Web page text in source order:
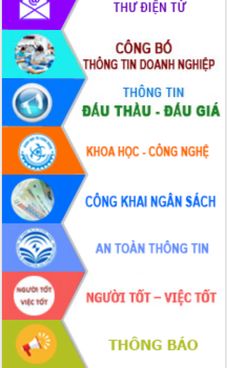
Lễ phát động chuỗi hoạt động chung
tay làm sạch môi trường
Xã Ea Kar bước chuyển mình trong
công tác cải cách hành chính mô hình
mới
UBND tỉnh họp báo định kỳ tháng 4
năm 2026
Hội thảo khoa học “Giải pháp thúc đẩy
phát triển nền kinh tế xanh tại tỉnh
Đắk Lắk”
Tăng cường giám sát, đôn đốc thực
hiện nhiệm vụ quản lý tài sản công
hàng tuần
Tháo gỡ những vướng mắc, đẩy mạnh
công tác cải cách thủ tục hành chính
tại Trung tâm Phục vụ hành chính
công tỉnh
Đắk Lắk: Tôn vinh 46 giải pháp tại Hội
thi Sáng tạo Kỹ thuật 2024 - 2025
Đắk Lắk rà soát, điều chỉnh Đề án 190
về phát triển nuôi trồng thủy sản
Phó Chủ tịch UBND tỉnh Đắk Lắk
Trương Công Thái kiểm tra thực địa
Dự án cao tốc Khánh Hòa - Buôn Ma
Thuột
Định vị cà phê Việt Nam như một “di
sản sống” trong dòng chảy toàn cầu
Xây dựng nông thôn mới: Nâng cao đời
sống người dân từ những mô hình thiết
Quyết liệt tháo gỡ vướng mắc, đẩy
nhanh tiến độ các dự án trọng điểm
trong Khu kinh tế Nam Phú Yên